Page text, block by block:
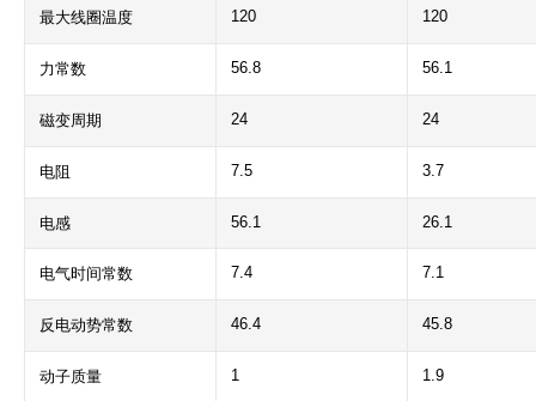
最大线圈温度 120 120
力常数 56.8 56.1
磁变周期 24 24
电阻 7.5 3.7
电感 56.1 26.1
电气时间常数 7.4 7.1
反电动势常数 46.4 45.8
动子质量 1 1.9